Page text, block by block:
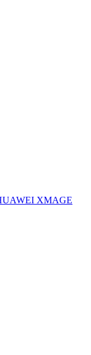
XMAGE